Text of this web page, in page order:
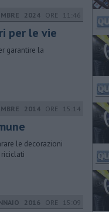
2024 ORE 11:46
per le vie
garantire la
2014 ORE 15:14
le decorazioni
2016 ORE 15:09